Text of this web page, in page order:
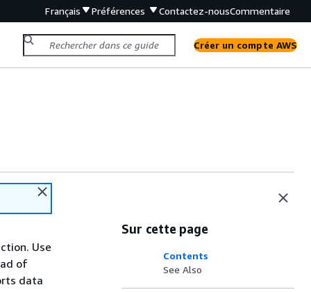
Français Préférences Contactez-nousCommentaire
Créer un compte AWS
Use
of
data
Sur cette page
Contents
See Also